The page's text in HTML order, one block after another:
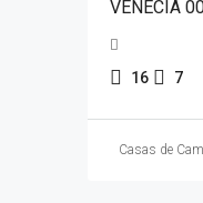
VENECIA
16 7
Casas de